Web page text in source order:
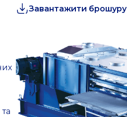
Завантажити брошуру